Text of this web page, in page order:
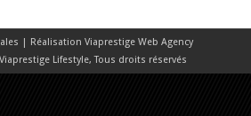
| Réalisation Viaprestige Web Agency
Lifestyle, Tous droits réservés